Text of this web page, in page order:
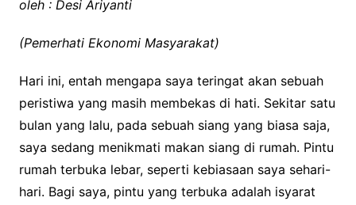
oleh : Desi Ariyanti
(Pemerhati Ekonomi Masyarakat)
Hari ini, entah mengapa saya teringat akan sebuah
peristiwa yang masih membekas di hati. Sekitar satu
bulan yang lalu, pada sebuah siang yang biasa saja,
saya sedang menikmati makan siang di rumah. Pintu
rumah terbuka lebar, seperti kebiasaan saya sehari-
hari. Bagi saya, pintu yang terbuka adalah isyarat